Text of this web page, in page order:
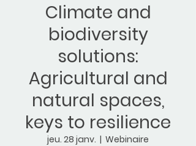
Climate and
biodiversity
solutions:
Agricultural and
natural spaces,
keys to resilience
jeu. 28 janv.
  |
Webinaire